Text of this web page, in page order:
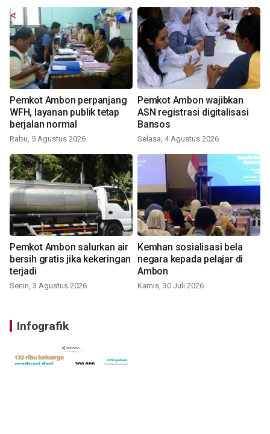
Pemkot Ambon perpanjang
WFH, layanan publik tetap
berjalan normal
Rabu, 5 Agustus 2026
Pemkot Ambon wajibkan
ASN registrasi digitalisasi
Bansos
Selasa, 4 Agustus 2026
Pemkot Ambon salurkan air
bersih gratis jika kekeringan
terjadi
Senin, 3 Agustus 2026
Kemhan sosialisasi bela
negara kepada pelajar di
Ambon
Kamis, 30 Juli 2026
Infografik